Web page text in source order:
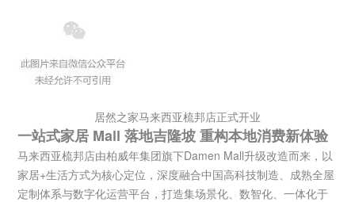
居然之家马来西亚梳邦店正式开业
一站式家居 Mall 落地吉隆坡 重构本地消费新体验
马来西亚梳邦店由柏威年集团旗下Damen Mall升级改造而来，以
家居+生活方式为核心定位，深度融合中国高科技制造、成熟全屋
定制体系与数字化运营平台，打造集场景化、数智化、一体化于